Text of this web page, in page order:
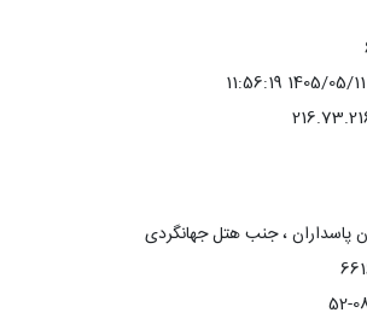
پاسداران ، جنب هتل جهانگردی